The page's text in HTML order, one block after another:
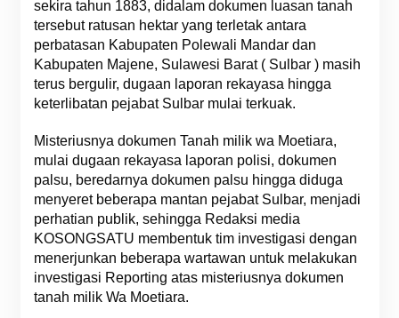
sekira tahun 1883, didalam dokumen luasan tanah
tersebut ratusan hektar yang terletak antara
perbatasan Kabupaten Polewali Mandar dan
Kabupaten Majene, Sulawesi Barat ( Sulbar ) masih
terus bergulir, dugaan laporan rekayasa hingga
keterlibatan pejabat Sulbar mulai terkuak.
Misteriusnya dokumen Tanah milik wa Moetiara,
mulai dugaan rekayasa laporan polisi, dokumen
palsu, beredarnya dokumen palsu hingga diduga
menyeret beberapa mantan pejabat Sulbar, menjadi
perhatian publik, sehingga Redaksi media
KOSONGSATU membentuk tim investigasi dengan
menerjunkan beberapa wartawan untuk melakukan
investigasi Reporting atas misteriusnya dokumen
tanah milik Wa Moetiara.